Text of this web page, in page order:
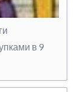
в 9